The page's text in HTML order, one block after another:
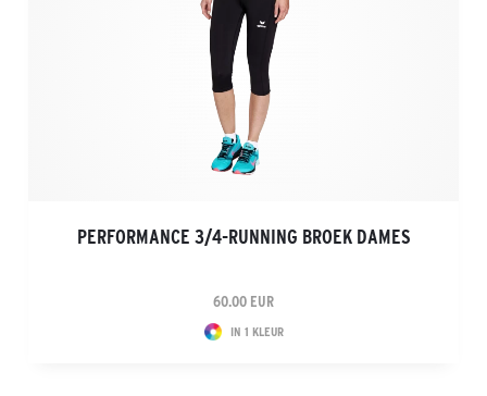
PERFORMANCE 3/4-RUNNING BROEK DAMES
60.00 EUR
IN 1 KLEUR